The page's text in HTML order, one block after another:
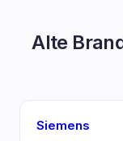
Alte
Siemens